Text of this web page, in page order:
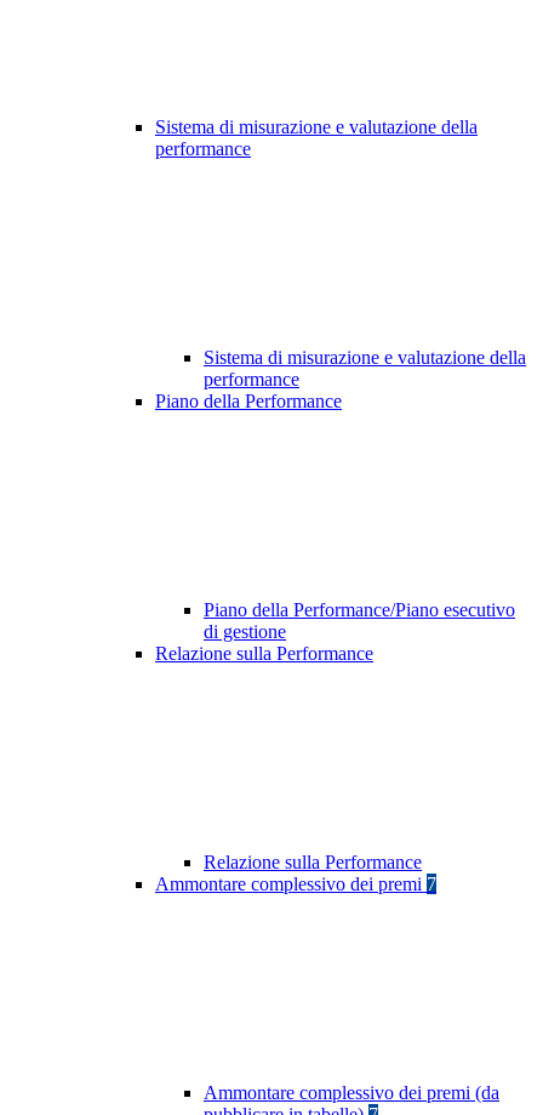
Sistema di misurazione e valutazione della
performance
Sistema di misurazione e valutazione della
performance
Piano della Performance
Piano della Performance/Piano esecutivo
di gestione
Relazione sulla Performance
Relazione sulla Performance
Ammontare complessivo dei premi 7
Ammontare complessivo dei premi (da